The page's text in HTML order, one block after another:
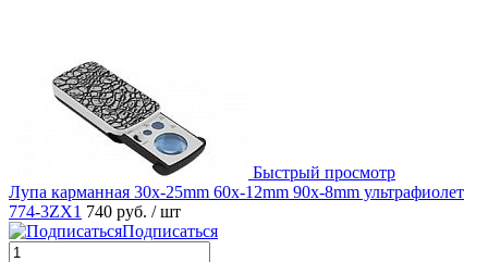
Быстрый просмотр
Лупа карманная 30x-25mm 60x-12mm 90x-8mm ультрафиолет
774-3ZX1 740 руб. / шт
Подписаться